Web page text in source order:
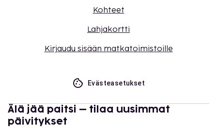
Kohteet
Lahjakortti
Kirjaudu sisään matkatoimistoille
Evästeasetukset
Älä jää paitsi – tilaa uusimmat
päivitykset